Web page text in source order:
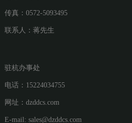
传真：0572-5093495
联系人：蒋先生
驻杭办事处
电话：15224034755
网址： dzddcs.com
E-mail: sales@dzddcs.com